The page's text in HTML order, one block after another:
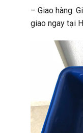
– Giao hàng:
giao ngay tại